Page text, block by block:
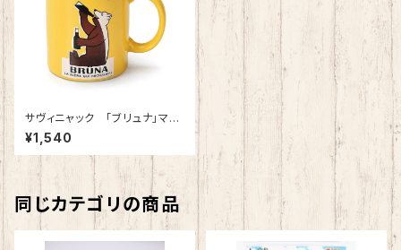
サヴィニャック 「ブリュナ」マグ
カップ
¥1,540
同じカテゴリの商品